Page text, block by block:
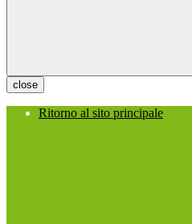
close
Ritorno al sito principale